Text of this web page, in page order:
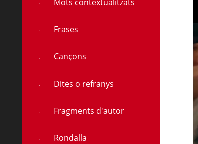
Mots contextualitzats
Frases
Cançons
Dites o refranys
Fragments d'autor
Rondalla